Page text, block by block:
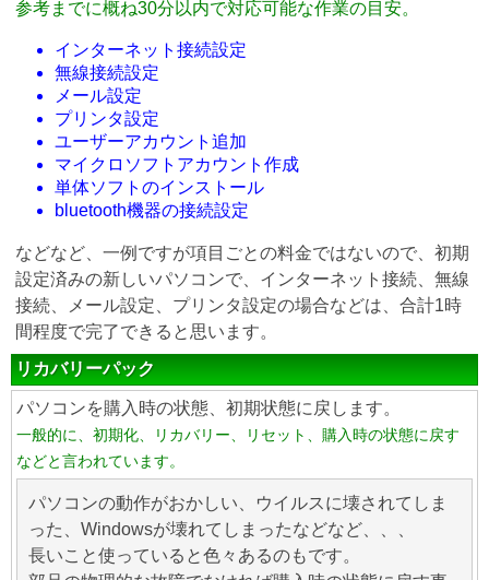
参考までに概ね30分以内で対応可能な作業の目安。
インターネット接続設定
無線接続設定
メール設定
プリンタ設定
ユーザーアカウント追加
マイクロソフトアカウント作成
単体ソフトのインストール
bluetooth機器の接続設定
などなど、一例ですが項目ごとの料金ではないので、初期
設定済みの新しいパソコンで、インターネット接続、無線
接続、メール設定、プリンタ設定の場合などは、合計1時
間程度で完了できると思います。
リカバリーパック
パソコンを購入時の状態、初期状態に戻します。
一般的に、初期化、リカバリー、リセット、購入時の状態に戻す
などと言われています。
パソコンの動作がおかしい、ウイルスに壊されてしま
った、Windowsが壊れてしまったなどなど、、、
長いこと使っていると色々あるのもです。